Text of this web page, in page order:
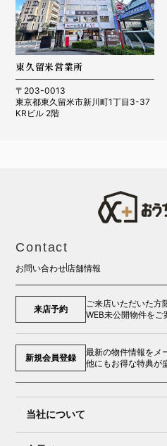
東久留米営業所
〒203-0013
東京都東久留米市新川町1丁目3-37
KRビル 2階
Contact
お問い合わせ 店舗情報
来店予約
ご来店いただいた方
WEB未公開物件をご
新規会員登録
最新の物件情報をメ
他にもお得な特典が
当社について